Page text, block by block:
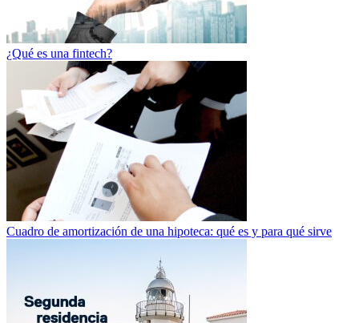
¿Qué es una fintech?
Cuadro de amortización de una hipoteca: qué es y para qué sirve